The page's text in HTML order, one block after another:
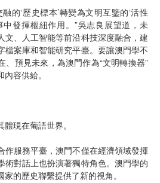
的‘歷史標本’轉變為文明互鑒的‘活性
中發揮樞紐作用。”吳志良展望道，未
文、人工智能等前沿科技深度融合，建
檔案庫和智能研究平臺。要讓澳門學不
、預見未來，為澳門作為“文明轉換器”
容供給。
現在葡語世界。
作服務平臺，澳門不僅在經濟領域發揮
術對話上也扮演著獨特角色。澳門學的
的歷史聯繫提供了新的視角。